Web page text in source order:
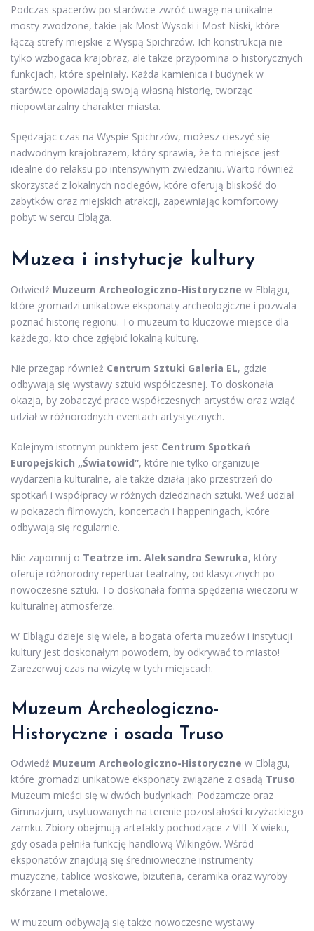
Podczas spacerów po starówce zwróć uwagę na unikalne
mosty zwodzone, takie jak Most Wysoki i Most Niski, które
łączą strefy miejskie z Wyspą Spichrzów. Ich konstrukcja nie
tylko wzbogaca krajobraz, ale także przypomina o historycznych
funkcjach, które spełniały. Każda kamienica i budynek w
starówce opowiadają swoją własną historię, tworząc
niepowtarzalny charakter miasta.
Spędzając czas na Wyspie Spichrzów, możesz cieszyć się
nadwodnym krajobrazem, który sprawia, że to miejsce jest
idealne do relaksu po intensywnym zwiedzaniu. Warto również
skorzystać z lokalnych noclegów, które oferują bliskość do
zabytków oraz miejskich atrakcji, zapewniając komfortowy
pobyt w sercu Elbląga.
Muzea i instytucje kultury
Odwiedź Muzeum Archeologiczno-Historyczne w Elblągu,
które gromadzi unikatowe eksponaty archeologiczne i pozwala
poznać historię regionu. To muzeum to kluczowe miejsce dla
każdego, kto chce zgłębić lokalną kulturę.
Nie przegap również Centrum Sztuki Galeria EL, gdzie
odbywają się wystawy sztuki współczesnej. To doskonała
okazja, by zobaczyć prace współczesnych artystów oraz wziąć
udział w różnorodnych eventach artystycznych.
Kolejnym istotnym punktem jest Centrum Spotkań
Europejskich „Światowid”, które nie tylko organizuje
wydarzenia kulturalne, ale także działa jako przestrzeń do
spotkań i współpracy w różnych dziedzinach sztuki. Weź udział
w pokazach filmowych, koncertach i happeningach, które
odbywają się regularnie.
Nie zapomnij o Teatrze im. Aleksandra Sewruka, który
oferuje różnorodny repertuar teatralny, od klasycznych po
nowoczesne sztuki. To doskonała forma spędzenia wieczoru w
kulturalnej atmosferze.
W Elblągu dzieje się wiele, a bogata oferta muzeów i instytucji
kultury jest doskonałym powodem, by odkrywać to miasto!
Zarezerwuj czas na wizytę w tych miejscach.
Muzeum Archeologiczno-
Historyczne i osada Truso
Odwiedź Muzeum Archeologiczno-Historyczne w Elblągu,
które gromadzi unikatowe eksponaty związane z osadą Truso.
Muzeum mieści się w dwóch budynkach: Podzamcze oraz
Gimnazjum, usytuowanych na terenie pozostałości krzyżackiego
zamku. Zbiory obejmują artefakty pochodzące z VIII–X wieku,
gdy osada pełniła funkcję handlową Wikingów. Wśród
eksponatów znajdują się średniowieczne instrumenty
muzyczne, tablice woskowe, biżuteria, ceramika oraz wyroby
skórzane i metalowe.
W muzeum odbywają się także nowoczesne wystawy